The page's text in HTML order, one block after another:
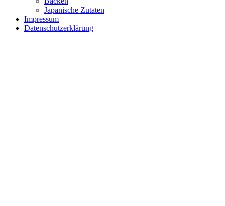
Japanische Zutaten
Impressum
Datenschutzerklärung